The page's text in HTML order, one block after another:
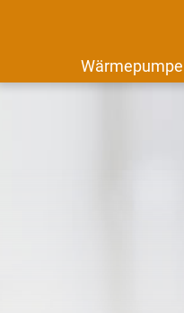
Wärmepumpe